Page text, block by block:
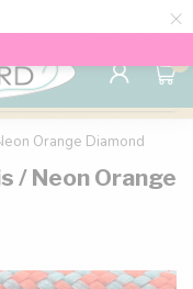
×
Kostenlose Lieferung nach
0
Orange Diamond
/ Neon Orange